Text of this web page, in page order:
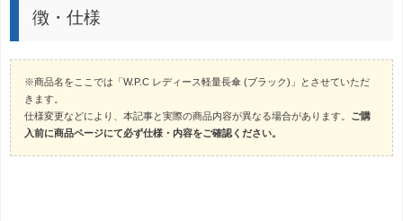
徴・仕様
※商品名をここでは「W.P.C レディース軽量長傘 (ブラック)」とさせていただ
きます。
仕様変更などにより、本記事と実際の商品内容が異なる場合があります。 ご購
入前に商品ページにて必ず仕様・内容をご確認ください。